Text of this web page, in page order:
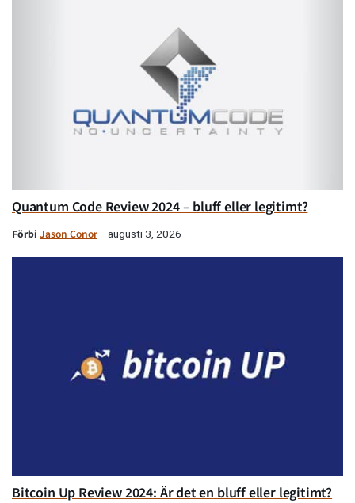
Quantum Code Review 2024 – bluff eller legitimt?
Förbi Jason Conor augusti 3, 2026
Bitcoin Up Review 2024: Är det en bluff eller legitimt?